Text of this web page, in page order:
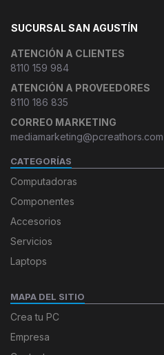
SUCURSAL SAN AGUSTÍN
ATENCIÓN A CLIENTES
8110 159 984
ATENCIÓN A PROVEEDORES
8110 186 835
CORREO MARKETING
mediamarketing@pcreathors.com
CATEGORÍAS
Computadoras
Componentes
Accesorios
Servicios
Laptops
MAPA DEL SITIO
Crea tu PC
Empresa